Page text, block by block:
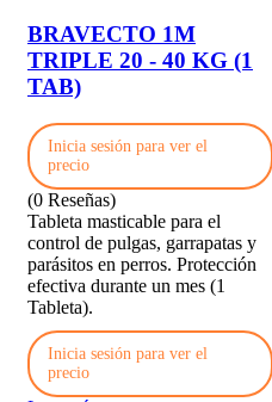
BRAVECTO 1M
TRIPLE 20 - 40 KG (1
TAB)
Inicia sesión para ver el
precio
(0 Reseñas)
Tableta masticable para el
control de pulgas, garrapatas y
parásitos en perros. Protección
efectiva durante un mes (1
Tableta).
Inicia sesión para ver el
precio